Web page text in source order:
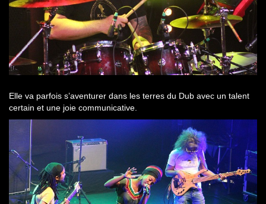
Elle va parfois s’aventurer dans les terres du Dub avec un talent
certain et une joie communicative.